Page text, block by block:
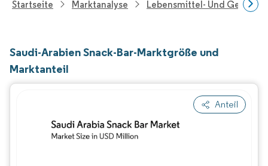
Startseite Marktanalyse Lebensmittel- Und
Saudi-Arabien Snack-Bar-Marktgröße und
Marktanteil
Anteil